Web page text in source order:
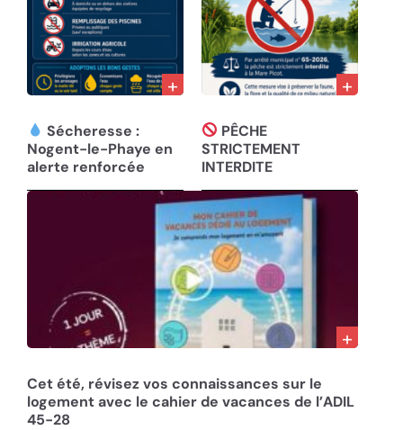
Sécheresse :
Nogent-le-Phaye en
alerte renforcée
PÊCHE
STRICTEMENT
INTERDITE
Cet été, révisez vos connaissances sur le
logement avec le cahier de vacances de l’ADIL
45-28